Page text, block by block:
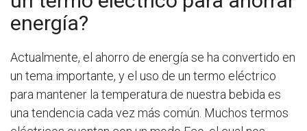
energía?
Actualmente, el ahorro de energía se ha convertido en
un tema importante, y el uso de un termo eléctrico
para mantener la temperatura de nuestra bebida es
una tendencia cada vez más común. Muchos termos